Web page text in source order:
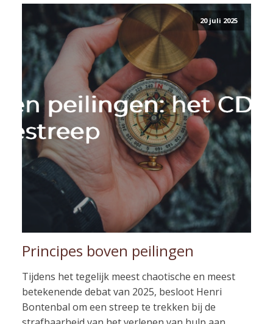
20 juli 2025
Principes boven peilingen
Tijdens het tegelijk meest chaotische en meest
betekenende debat van 2025, besloot Henri
Bontenbal om een streep te trekken bij de